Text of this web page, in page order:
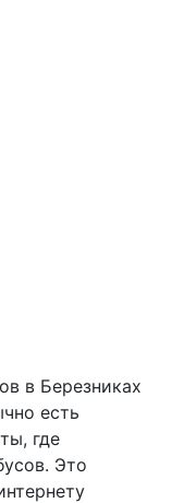
в Березниках
есть
где
Это